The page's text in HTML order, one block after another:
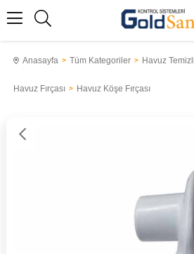
Anasayfa Tüm Kategoriler Havuz
Havuz Fırçası Havuz Köşe Fırçası